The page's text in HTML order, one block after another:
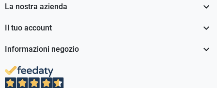
La nostra azienda 
Il tuo account 
Informazioni negozio 